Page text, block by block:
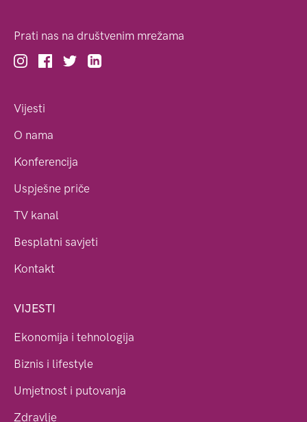
Prati nas na društvenim mrežama
Vijesti
O nama
Konferencija
Uspješne priče
TV kanal
Besplatni savjeti
Kontakt
VIJESTI
Ekonomija i tehnologija
Biznis i lifestyle
Umjetnost i putovanja
Zdravlje